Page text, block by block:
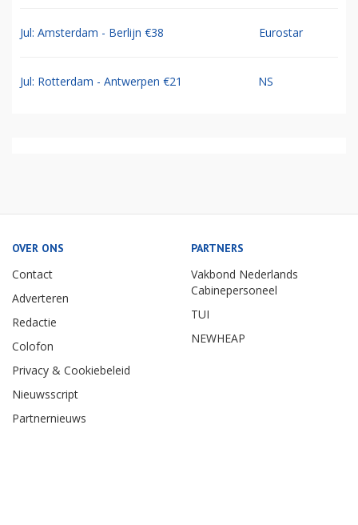
Jul: Amsterdam - Berlijn €38 Eurostar
Jul: Rotterdam - Antwerpen €21 NS
OVER ONS
Contact
Adverteren
Redactie
Colofon
Privacy & Cookiebeleid
Nieuwsscript
Partnernieuws
PARTNERS
Vakbond Nederlands
Cabinepersoneel
TUI
NEWHEAP